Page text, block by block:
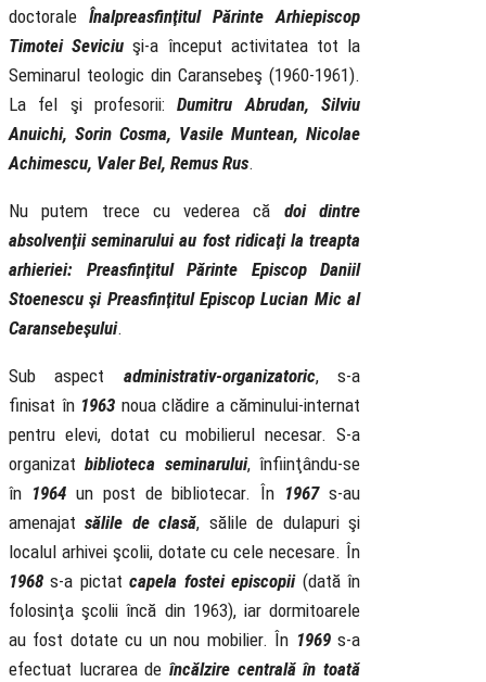
doctorale Înalpreasfinţitul Părinte Arhiepiscop
Timotei Seviciu şi-a început activitatea tot la
Seminarul teologic din Caransebeş (1960-1961).
La fel şi profesorii:Dumitru Abrudan, Silviu
Anuichi, Sorin Cosma, Vasile Muntean, Nicolae
Achimescu, Valer Bel, Remus Rus.
Nu putem trece cu vederea că doi dintre
absolvenţii seminarului au fost ridicaţi la treapta
arhieriei: Preasfinţitul Părinte Episcop Daniil
Stoenescu şi Preasfinţitul Episcop Lucian Mic al
Caransebeşului.
Sub aspect administrativ-organizatoric, s-a
finisat în 1963 noua clădire a căminului-internat
pentru elevi, dotat cu mobilierul necesar. S-a
organizatbiblioteca seminarului, înfiinţându-se
în 1964un post de bibliotecar. În 1967s-au
amenajatsălile de clasă, sălile de dulapuri şi
localul arhivei şcolii, dotate cu cele necesare. În
1968 s-a pictatcapela fostei episcopii(dată în
folosinţa şcolii încă din 1963), iar dormitoarele
au fost dotate cu un nou mobilier. În 1969s-a
efectuat lucrarea de încălzire centrală în toată